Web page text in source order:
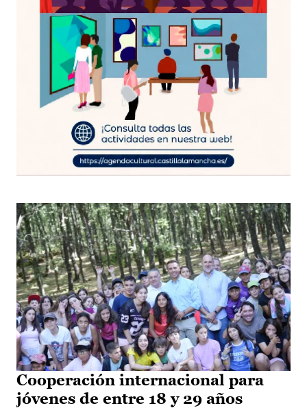
Cooperación internacional para
jóvenes de entre 18 y 29 años